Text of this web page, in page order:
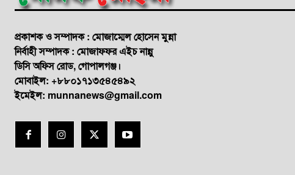
প্রকাশক ও সম্পাদক : মোজাম্মেল হোসেন মুন্না
নির্বাহী সম্পাদক : মোজাফফর এইচ নান্নু
ডি‌সি অ‌ফিস রোড, গোপালগঞ্জ।
মোবাইল: +৮৮০১৭১৩৫৪৫৪৯২
ইমেইল: munnanews@gmail.com